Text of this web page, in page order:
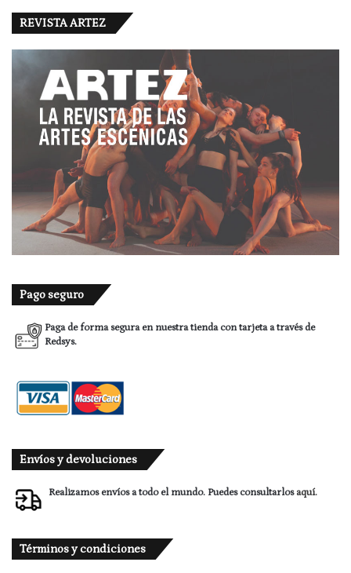
REVISTA ARTEZ
Pago seguro
Paga de forma segura en nuestra tienda con tarjeta a través de
Redsys.
Envíos y devoluciones
Realizamos envíos a todo el mundo. Puedes consultarlosaquí.
Términos y condiciones